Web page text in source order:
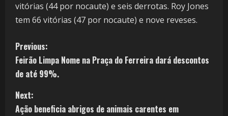
vitórias (44 por nocaute) e seis derrotas. Roy Jones
tem 66 vitórias (47 por nocaute) e nove reveses.
Previous:
Feirão Limpa Nome na Praça do Ferreira dará descontos
de até 99%.
Next:
Ação beneficia abrigos de animais carentes em